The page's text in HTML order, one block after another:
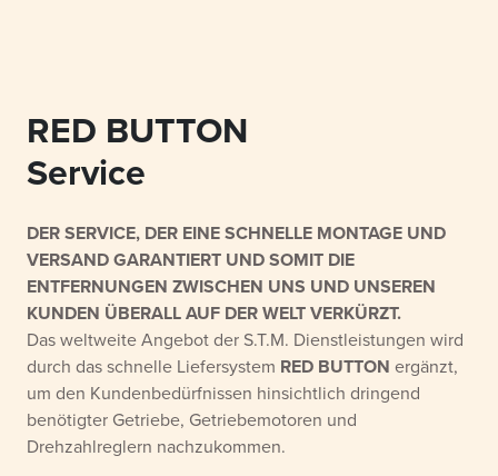
RED BUTTON
Service
DER SERVICE, DER EINE SCHNELLE MONTAGE UND
VERSAND GARANTIERT UND SOMIT DIE
ENTFERNUNGEN ZWISCHEN UNS UND UNSEREN
KUNDEN ÜBERALL AUF DER WELT VERKÜRZT.
Das weltweite Angebot der S.T.M. Dienstleistungen wird
durch das schnelle Liefersystem RED BUTTON ergänzt,
um den Kundenbedürfnissen hinsichtlich dringend
benötigter Getriebe, Getriebemotoren und
Drehzahlreglern nachzukommen.